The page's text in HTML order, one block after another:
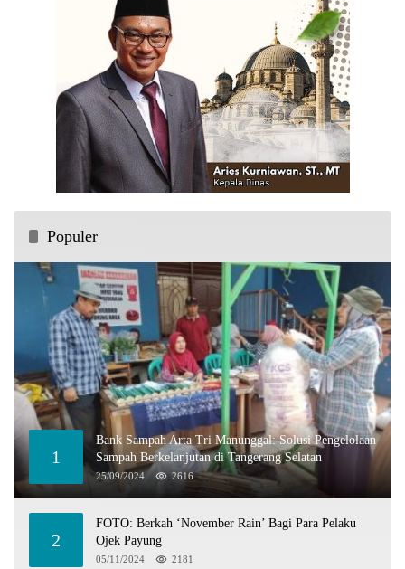
Populer
1
Bank Sampah Arta Tri Manunggal: Solusi Pengelolaan
Sampah Berkelanjutan di Tangerang Selatan
25/09/2024 2616
2
FOTO: Berkah ‘November Rain’ Bagi Para Pelaku
Ojek Payung
05/11/2024 2181